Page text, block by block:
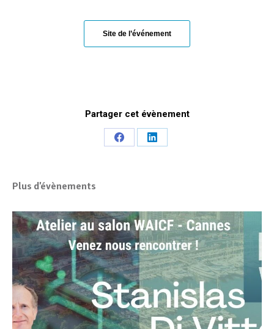
Site de l’événement
Partager cet évènement
Share
Share
Plus d'évènements